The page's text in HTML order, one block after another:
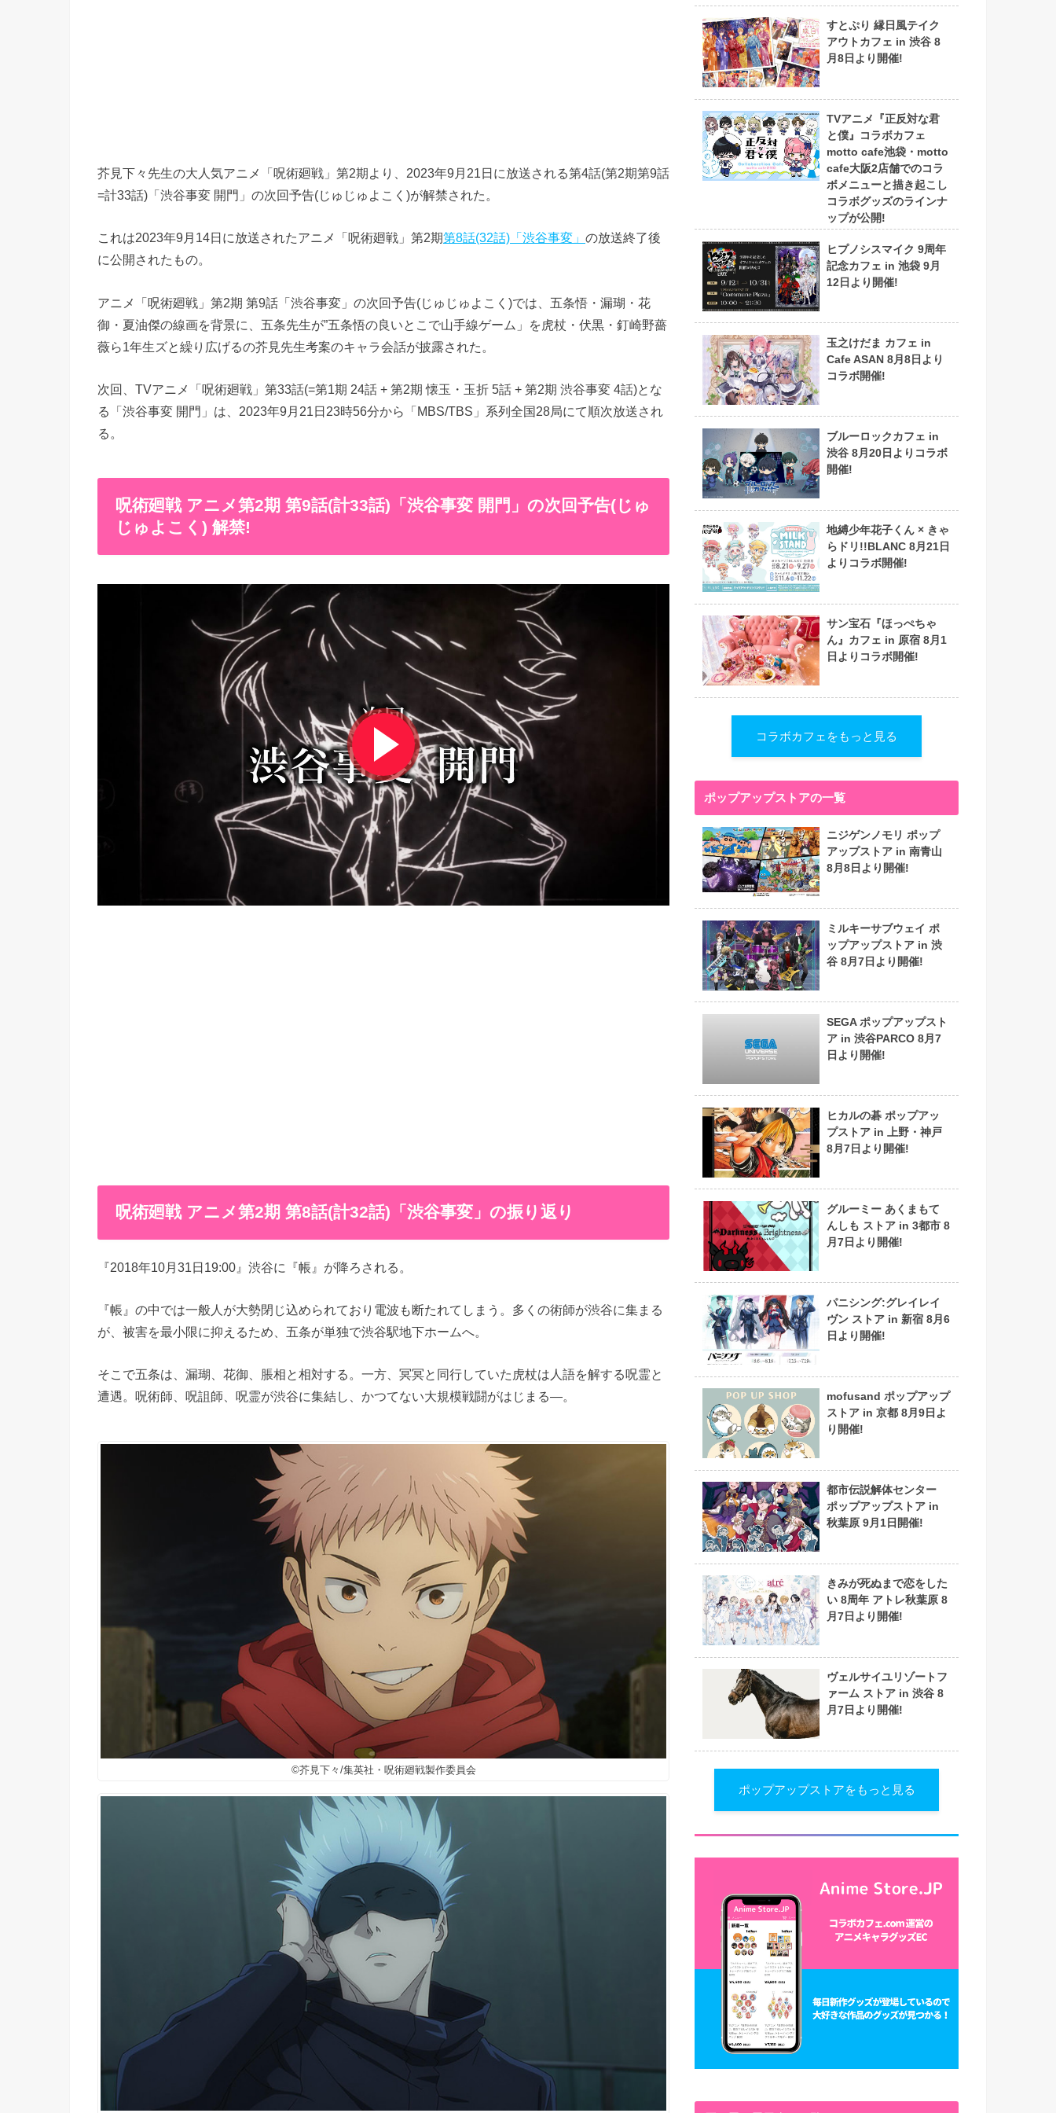
芥見下々先生の大人気アニメ「呪術廻戦」第2期より、2023年9月21日に放送される第4話(第2期第9話
=計33話)「渋谷事変 開門」の次回予告(じゅじゅよこく)が解禁された。
これは2023年9月14日に放送されたアニメ「呪術廻戦」第2期第8話(32話)「渋谷事変」 の放送終了後
に公開されたもの。
アニメ「呪術廻戦」第2期 第9話「渋谷事変」の次回予告(じゅじゅよこく)では、五条悟・漏瑚・花
御・夏油傑の線画を背景に、五条先生が”五条悟の良いとこで山手線ゲーム」を虎杖・伏黒・釘崎野薔
薇ら1年生ズと繰り広げるの芥見先生考案のキャラ会話が披露された。
次回、TVアニメ「呪術廻戦」第33話(=第1期 24話 + 第2期 懐玉・玉折 5話 + 第2期 渋谷事変 4話)とな
る「渋谷事変 開門」は、2023年9月21日23時56分から「MBS/TBS」系列全国28局にて順次放送され
る。
呪術廻戦 アニメ第2期 第9話(計33話)「渋谷事変 開門」の次回予告(じゅ
じゅよこく) 解禁!
呪術廻戦 アニメ第2期 第8話(計32話)「渋谷事変」の振り返り
『2018年10月31日19:00』渋谷に『帳』が降ろされる。
『帳』の中では一般人が大勢閉じ込められており電波も断たれてしまう。多くの術師が渋谷に集まる
が、被害を最小限に抑えるため、五条が単独で渋谷駅地下ホームへ。
そこで五条は、漏瑚、花御、脹相と相対する。一方、冥冥と同行していた虎杖は人語を解する呪霊と
遭遇。呪術師、呪詛師、呪霊が渋谷に集結し、かつてない大規模戦闘がはじまる―。
©芥見下々/集英社・呪術廻戦製作委員会
すとぷり 縁日風テイク
アウトカフェ in 渋谷 8
月8日より開催!
TVアニメ『正反対な君
と僕』コラボカフェ
motto cafe池袋・motto
cafe大阪2店舗でのコラ
ボメニューと描き起こし
コラボグッズのラインナ
ップが公開!
ヒプノシスマイク 9周年
記念カフェ in 池袋 9月
12日より開催!
玉之けだま カフェ in
Cafe ASAN 8月8日より
コラボ開催!
ブルーロックカフェ in
渋谷 8月20日よりコラボ
開催!
地縛少年花子くん × きゃ
らドリ!!BLANC 8月21日
よりコラボ開催!
サン宝石『ほっぺちゃ
ん』カフェ in 原宿 8月1
日よりコラボ開催!
コラボカフェをもっと見る
ポップアップストアの一覧
ニジゲンノモリ ポップ
アップストア in 南青山
8月8日より開催!
ミルキーサブウェイ ポ
ップアップストア in 渋
谷 8月7日より開催!
SEGA ポップアップスト
ア in 渋谷PARCO 8月7
日より開催!
ヒカルの碁 ポップアッ
プストア in 上野・神戸
8月7日より開催!
グルーミー あくまもて
んしも ストア in 3都市 8
月7日より開催!
パニシング:グレイレイ
ヴン ストア in 新宿 8月6
日より開催!
mofusand ポップアップ
ストア in 京都 8月9日よ
り開催!
都市伝説解体センター
ポップアップストア in
秋葉原 9月1日開催!
きみが死ぬまで恋をした
い 8周年 アトレ秋葉原 8
月7日より開催!
ヴェルサイユリゾートフ
ァーム ストア in 渋谷 8
月7日より開催!
ポップアップストアをもっと見る